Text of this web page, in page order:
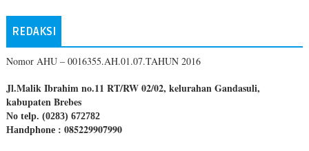
REDAKSI
Nomor AHU – 0016355.AH.01.07.TAHUN 2016
Jl.Malik Ibrahim no.11 RT/RW 02/02, kelurahan Gandasuli,
kabupaten Brebes
No telp. (0283) 672782
Handphone : 085229907990